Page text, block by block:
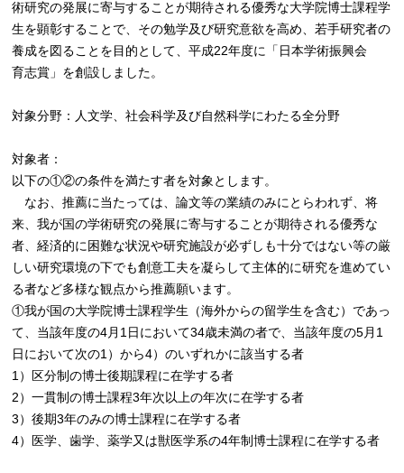
術研究の発展に寄与することが期待される優秀な大学院博士課程学
生を顕彰することで、その勉学及び研究意欲を高め、若手研究者の
養成を図ることを目的として、平成22年度に「日本学術振興会
育志賞」を創設しました。
対象分野：人文学、社会科学及び自然科学にわたる全分野
対象者：
以下の①②の条件を満たす者を対象とします。
なお、推薦に当たっては、論文等の業績のみにとらわれず、将
来、我が国の学術研究の発展に寄与することが期待される優秀な
者、経済的に困難な状況や研究施設が必ずしも十分ではない等の厳
しい研究環境の下でも創意工夫を凝らして主体的に研究を進めてい
る者など多様な観点から推薦願います。
①我が国の大学院博士課程学生（海外からの留学生を含む）であっ
て、当該年度の4⽉1⽇において34歳未満の者で、当該年度の5⽉1
⽇において次の1）から4）のいずれかに該当する者
1）区分制の博士後期課程に在学する者
2）一貫制の博士課程3年次以上の年次に在学する者
3）後期3年のみの博士課程に在学する者
4）医学、歯学、薬学又は獣医学系の4年制博士課程に在学する者